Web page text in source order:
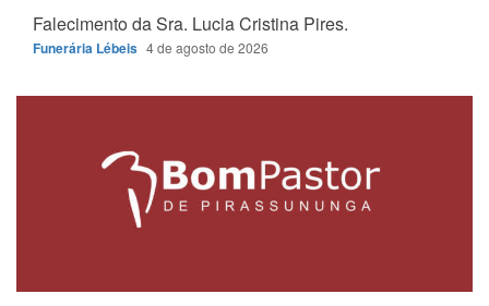
Falecimento da Sra. Lucia Cristina Pires.
Funerária Lébeis 4 de agosto de 2026